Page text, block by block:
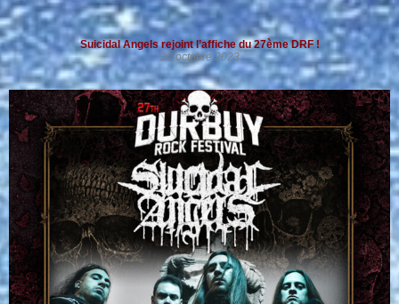
Suicidal Angels rejoint l’affiche du 27ème DRF !
20 octobre 2023